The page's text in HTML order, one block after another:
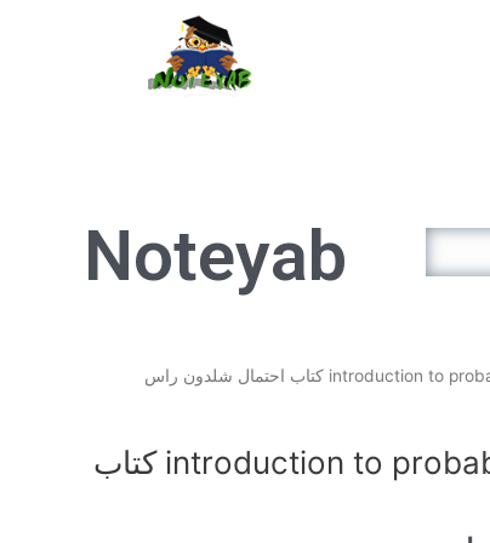
Noteyab
introduction to probability and statistics کتاب
قیمت
است.